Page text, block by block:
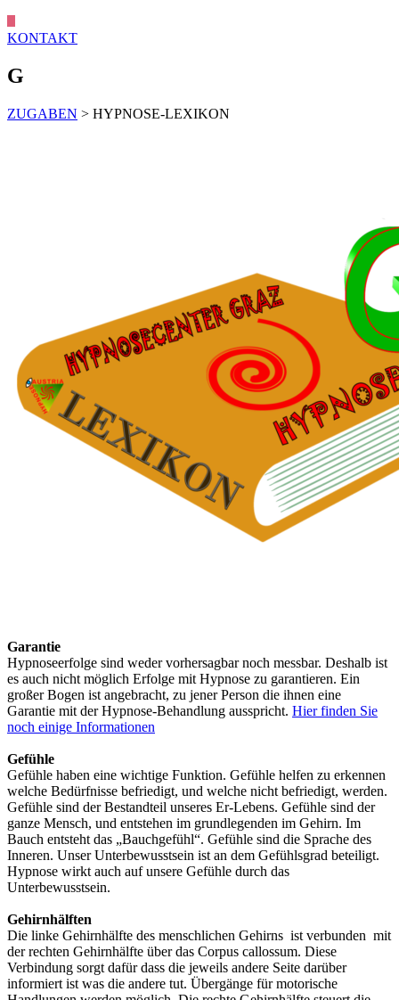
KONTAKT
G
ZUGABEN > HYPNOSE-LEXIKON
Garantie
Hypnoseerfolge sind weder vorhersagbar noch messbar. Deshalb ist
es auch nicht möglich Erfolge mit Hypnose zu garantieren. Ein
großer Bogen ist angebracht, zu jener Person die ihnen eine
Garantie mit der Hypnose-Behandlung ausspricht. Hier finden Sie
noch einige Informationen
Gefühle
Gefühle haben eine wichtige Funktion. Gefühle helfen zu erkennen
welche Bedürfnisse befriedigt, und welche nicht befriedigt, werden.
Gefühle sind der Bestandteil unseres Er-Lebens. Gefühle sind der
ganze Mensch, und entstehen im grundlegenden im Gehirn. Im
Bauch entsteht das „Bauchgefühl“. Gefühle sind die Sprache des
Inneren. Unser Unterbewusstsein ist an dem Gefühlsgrad beteiligt.
Hypnose wirkt auch auf unsere Gefühle durch das
Unterbewusstsein.
Gehirnhälften
Die linke Gehirnhälfte des menschlichen Gehirns ist verbunden mit
der rechten Gehirnhälfte über das Corpus callossum. Diese
Verbindung sorgt dafür dass die jeweils andere Seite darüber
informiert ist was die andere tut. Übergänge für motorische